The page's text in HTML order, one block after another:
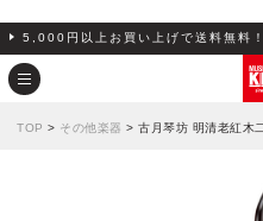
5,000円以上お買い上げで送料無料！
TOP > その他楽器 > 古月琴坊 明清老紅木